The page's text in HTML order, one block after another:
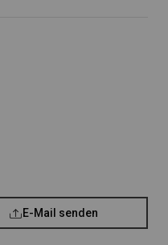
E-Mail senden